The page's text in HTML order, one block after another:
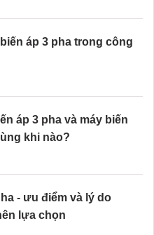
áp 3 pha trong công
áp 3 pha và máy biến
khi nào?
- ưu điểm và lý do
lựa chọn